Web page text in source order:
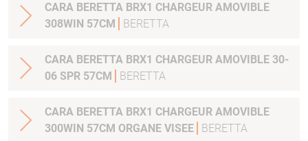
CARA BERETTA BRX1 CHARGEUR AMOVIBLE
308WIN 57CM
BERETTA
CARA BERETTA BRX1 CHARGEUR AMOVIBLE 30-
06 SPR 57CM
BERETTA
CARA BERETTA BRX1 CHARGEUR AMOVIBLE
300WIN 57CM ORGANE VISEE
BERETTA